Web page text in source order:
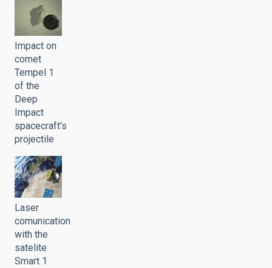
Impact on
comet
Tempel 1
of the
Deep
Impact
spacecraft's
projectile
Laser
comunication
with the
satelite
Smart 1